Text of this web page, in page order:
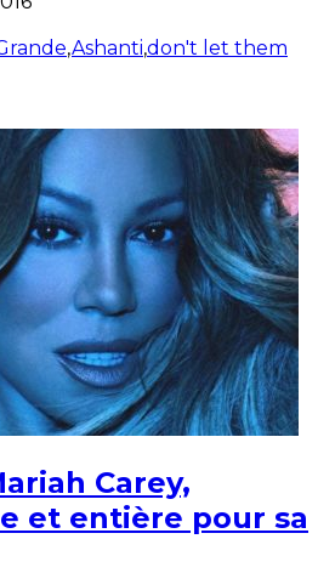
,Ashanti,don't let them
Carey,
et entière pour sa